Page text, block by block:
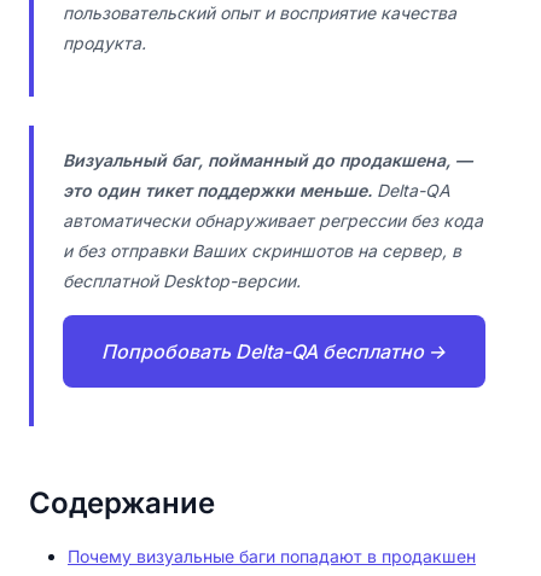
пользовательский опыт и восприятие качества
продукта.
Визуальный баг, пойманный до продакшена, —
это один тикет поддержки меньше. Delta-QA
автоматически обнаруживает регрессии без кода
и без отправки Ваших скриншотов на сервер, в
бесплатной Desktop-версии.
Попробовать Delta-QA бесплатно →
Содержание
Почему визуальные баги попадают в продакшен